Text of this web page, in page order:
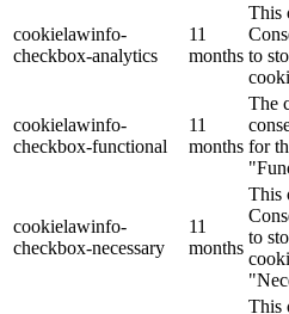
cookielawinfo-
checkbox-analytics
11
months
This
to
cookielawinfo-
checkbox-functional
11
months
The
for
cookielawinfo-
checkbox-necessary
11
months
This
to
This